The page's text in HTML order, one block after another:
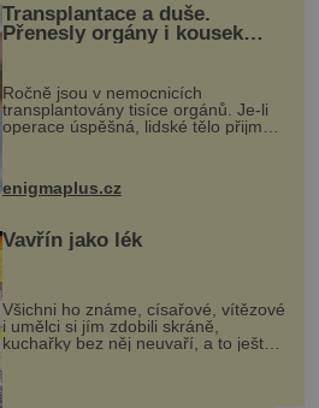
Transplantace a duše.
Přenesly orgány i kousek
Ročně jsou v nemocnicích
transplantovány tisíce orgánů. Je-li
operace úspěšná, lidské tělo přijme
enigmaplus.cz
Vavřín jako lék
Všichni ho známe, císařové, vítězové
i umělci si jím zdobili skráně,
kuchařky bez něj neuvaří, a to ještě
nevíte, že bobkový list může výrazně
zmírnit některé naše neduhy.
Obsahuje v malém množství ně...